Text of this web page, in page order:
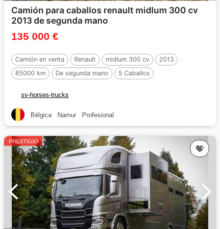
Camión para caballos renault midlum 300 cv
2013 de segunda mano
135 000 €
Camión en venta Renault midlum 300 cv
2013
85000 km
De segunda mano 5 Caballos
sv-horses-trucks
Bélgica Namur Profesional
PRESTIGIO